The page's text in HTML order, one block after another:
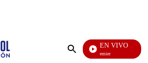
Enviar
EN VIVO
Noches De Premier